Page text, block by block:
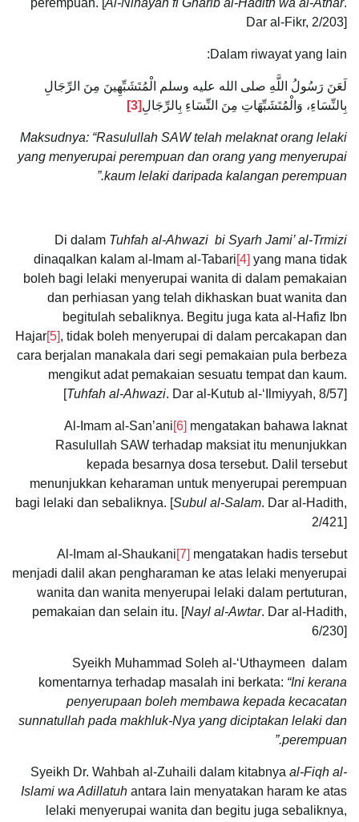
perempuan. [ Al-Nihayah fi Gharib al-Hadith wa al-Athar.
Dar al-Fikr, 2/203]
Dalam riwayat yang lain:
لَعَنَ رَسُولُ اللَّهِ صلى الله عليه وسلم الْمُتَشَبِّهِينَ مِنَ الرِّجَالِ
بِالنِّسَاءِ، وَالْمُتَشَبِّهَاتِ مِنَ النِّسَاءِ بِالرِّجَالِ[3]
Maksudnya: “Rasulullah SAW telah melaknat orang lelaki
yang menyerupai perempuan dan orang yang menyerupai
kaum lelaki daripada kalangan perempuan.”
Di dalam Tuhfah al-Ahwazi bi Syarh Jami’ al-Trmizi
dinaqalkan kalam al-Imam al-Tabari[4] yang mana tidak
boleh bagi lelaki menyerupai wanita di dalam pemakaian
dan perhiasan yang telah dikhaskan buat wanita dan
begitulah sebaliknya. Begitu juga kata al-Hafiz Ibn
Hajar[5], tidak boleh menyerupai di dalam percakapan dan
cara berjalan manakala dari segi pemakaian pula berbeza
mengikut adat pemakaian sesuatu tempat dan kaum.
[Tuhfah al-Ahwazi. Dar al-Kutub al-‘Ilmiyyah, 8/57]
Al-Imam al-San’ani[6] mengatakan bahawa laknat
Rasulullah SAW terhadap maksiat itu menunjukkan
kepada besarnya dosa tersebut. Dalil tersebut
menunjukkan keharaman untuk menyerupai perempuan
bagi lelaki dan sebaliknya. [Subul al-Salam. Dar al-Hadith,
2/421]
Al-Imam al-Shaukani[7] mengatakan hadis tersebut
menjadi dalil akan pengharaman ke atas lelaki menyerupai
wanita dan wanita menyerupai lelaki dalam pertuturan,
pemakaian dan selain itu. [Nayl al-Awtar. Dar al-Hadith,
6/230]
Syeikh Muhammad Soleh al-‘Uthaymeen dalam
komentarnya terhadap masalah ini berkata: “Ini kerana
penyerupaan boleh membawa kepada kecacatan
sunnatullah pada makhluk-Nya yang diciptakan lelaki dan
perempuan.”
Syeikh Dr. Wahbah al-Zuhaili dalam kitabnya al-Fiqh al-
Islami wa Adillatuh antara lain menyatakan haram ke atas
lelaki menyerupai wanita dan begitu juga sebaliknya,